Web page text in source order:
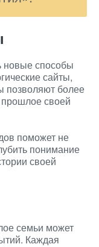
новые способы
сайты,
позволяют более
своей
поможет не
понимание
своей
семьи может
Каждая